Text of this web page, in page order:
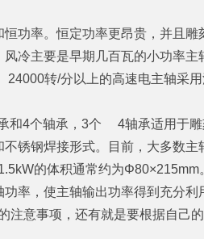
功率。恒定功率更昂贵，并且雕
冷主要是早期几百瓦的小功率主
转/分以上的高速电主轴采
4个轴承，3个 4轴承适用于雕
锈钢焊接形式。目前，大多数主
的体积通常约为
率，使主轴输出功率得到充分利
注意事项，还有就是要根据自己的